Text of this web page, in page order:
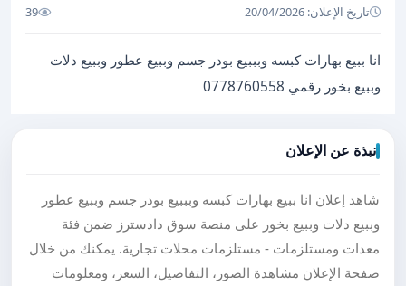
تاريخ الإعلان: 20/04/2026 39
انا ببيع بهارات كبسه وبببيع بودر جسم وببيع عطور وببيع دلات
وببيع بخور رقمي 0778760558
نبذة عن الإعلان
شاهد إعلان انا ببيع بهارات كبسه وبببيع بودر جسم وببيع عطور
وببيع دلات وببيع بخور على منصة سوق دادسترز ضمن فئة
معدات ومستلزمات - مستلزمات محلات تجارية. يمكنك من خلال
صفحة الإعلان مشاهدة الصور، التفاصيل، السعر، ومعلومات